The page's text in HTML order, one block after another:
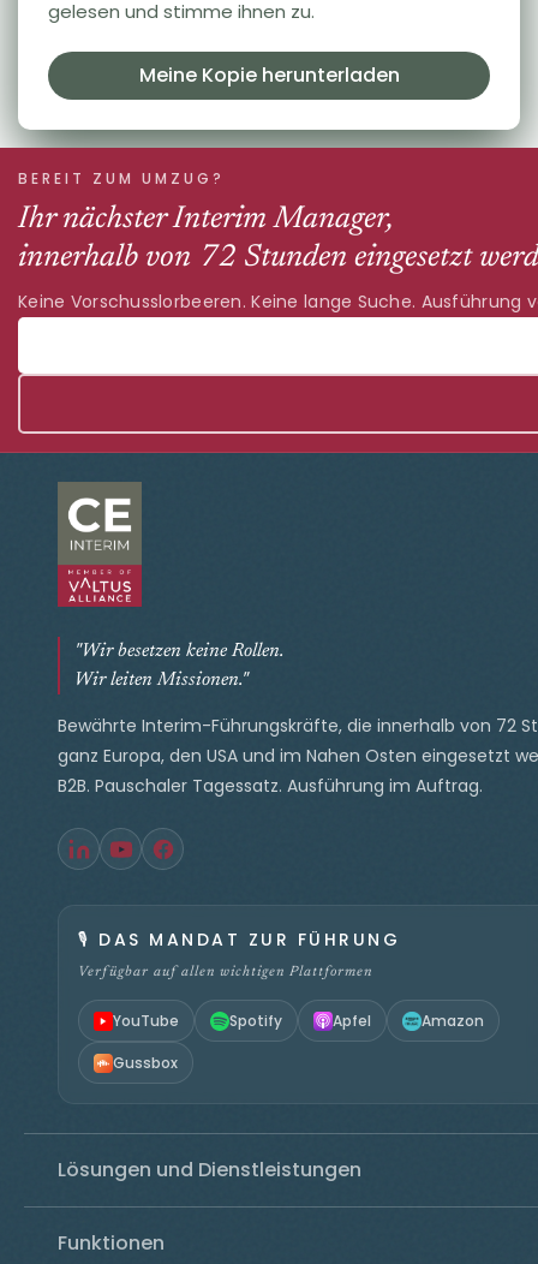
gelesen und stimme ihnen zu.
Meine Kopie herunterladen
BEREIT ZUM UMZUG?
Ihr nächster Interim Manager,
innerhalb von 72 Stunden eingesetzt
Keine Vorschusslorbeeren. Keine lange Suche. Ausführung
"Wir besetzen keine Rollen.
Wir leiten Missionen."
Bewährte Interim-Führungskräfte, die innerhalb von 72
ganz Europa, den USA und im Nahen Osten eingesetzt
B2B. Pauschaler Tagessatz. Ausführung im Auftrag.
🎙️ DAS MANDAT ZUR FÜHRUNG
Verfügbar auf allen wichtigen Plattformen
YouTube Spotify Apfel Amazon
Gussbox
Lösungen und Dienstleistungen
Funktionen